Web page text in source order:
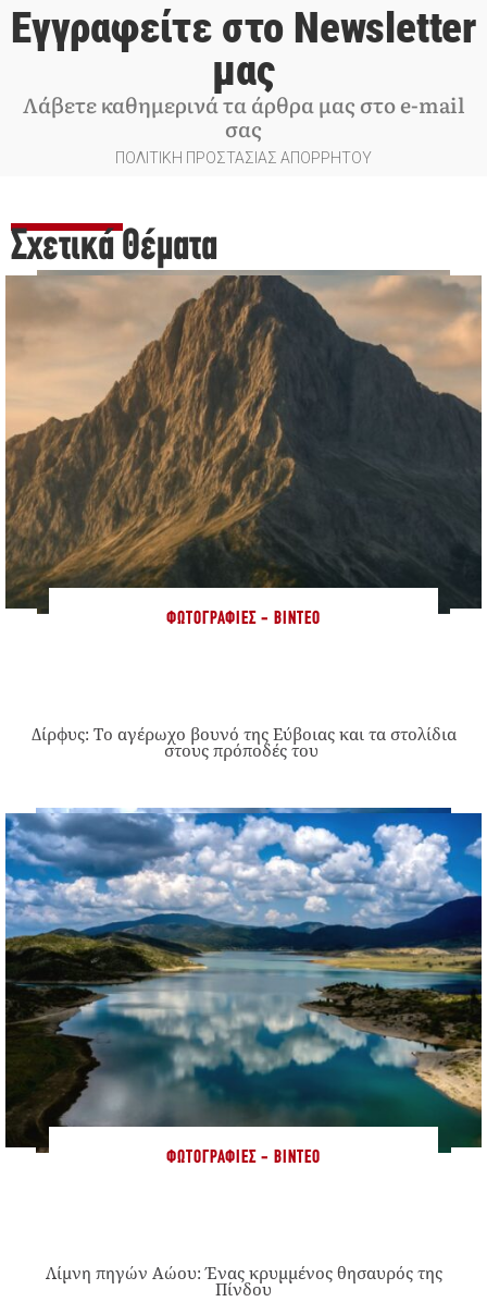
Εγγραφείτε στο Newsletter
μας
Λάβετε καθημερινά τα άρθρα μας στο e-mail
σας
ΠΟΛΙΤΙΚΗ ΠΡΟΣΤΑΣΙΑΣ ΑΠΟΡΡΗΤΟΥ
Σχετικά Θέματα
ΦΩΤΟΓΡΑΦΊΕΣ - ΒΊΝΤΕΟ
Δίρφυς: Το αγέρωχο βουνό της Εύβοιας και τα στολίδια
στους πρόποδές του
ΦΩΤΟΓΡΑΦΊΕΣ - ΒΊΝΤΕΟ
Λίμνη πηγών Αώου: Ένας κρυμμένος θησαυρός της
Πίνδου